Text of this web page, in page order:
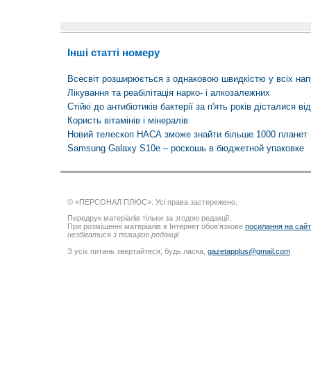
Інші статті номеру
Всесвіт розширюється з однаковою швидкістю у всіх
Лікування та реабілітація нарко- і алкозалежних
Стійкі до антибіотиків бактерії за п'ять років дісталися
Користь вітамінів і мінералів
Новий телескоп НАСА зможе знайти більше 1000 планет
Samsung Galaxy S10e – роскошь в бюджетной упаковке
© «ПЕРСОНАЛ ПЛЮС». Усі права застережено.
Передрук матеріалів тільки за згодою редакції.
При розміщенні матеріалів в Інтернет обов’язкове посилання на
незбігатися з позицією редакції
З усіх питань звертайтеся, будь ласка, gazetapplus@gmail.com